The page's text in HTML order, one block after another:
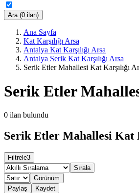
Ara (0 ilan)
Ana Sayfa
Kat Karşılığı Arsa
Antalya Kat Karşılığı Arsa
Antalya Serik Kat Karşılığı Arsa
Serik Etler Mahallesi Kat Karşılığı
Serik Etler
0 ilan bulundu
Serik Etler Mahallesi Kat
Filtrele3
Sırala
Görünüm
Paylaş
Kaydet